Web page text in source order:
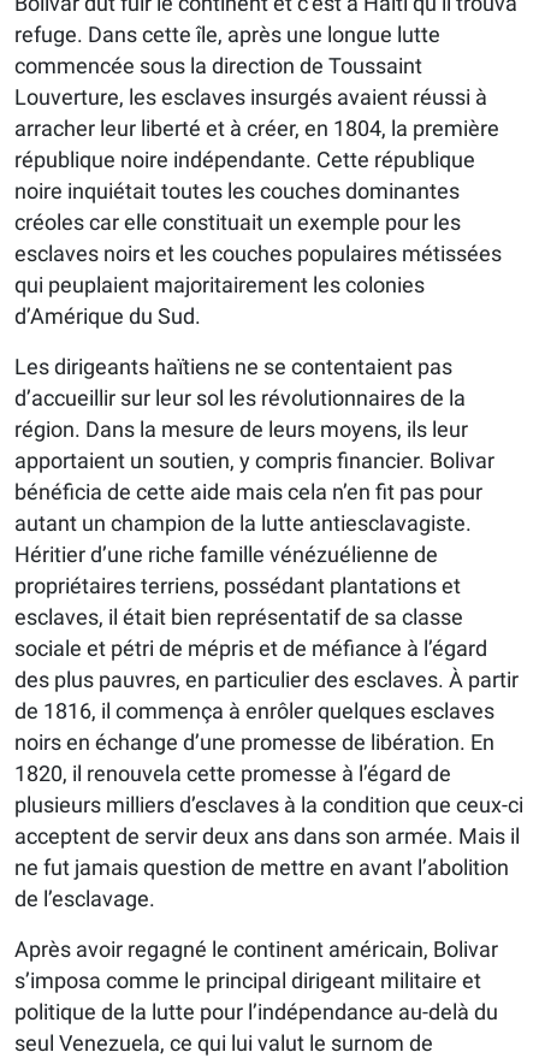
refuge. Dans cette île, après une longue lutte
commencée sous la direction de Toussaint
Louverture, les esclaves insurgés avaient réussi à
arracher leur liberté et à créer, en 1804, la première
république noire indépendante. Cette république
noire inquiétait toutes les couches dominantes
créoles car elle constituait un exemple pour les
esclaves noirs et les couches populaires métissées
qui peuplaient majoritairement les colonies
d’Amérique du Sud.
Les dirigeants haïtiens ne se contentaient pas
d’accueillir sur leur sol les révolutionnaires de la
région. Dans la mesure de leurs moyens, ils leur
apportaient un soutien, y compris financier. Bolivar
bénéficia de cette aide mais cela n’en fit pas pour
autant un champion de la lutte antiesclavagiste.
Héritier d’une riche famille vénézuélienne de
propriétaires terriens, possédant plantations et
esclaves, il était bien représentatif de sa classe
sociale et pétri de mépris et de méfiance à l’égard
des plus pauvres, en particulier des esclaves. À partir
de 1816, il commença à enrôler quelques esclaves
noirs en échange d’une promesse de libération. En
1820, il renouvela cette promesse à l’égard de
plusieurs milliers d’esclaves à la condition que ceux-ci
acceptent de servir deux ans dans son armée. Mais il
ne fut jamais question de mettre en avant l’abolition
de l’esclavage.
Après avoir regagné le continent américain, Bolivar
s’imposa comme le principal dirigeant militaire et
politique de la lutte pour l’indépendance au-delà du
seul Venezuela, ce qui lui valut le surnom de